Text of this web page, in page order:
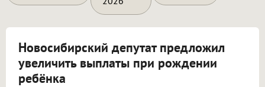
Новосибирский депутат предложил
увеличить выплаты при рождении
ребёнка